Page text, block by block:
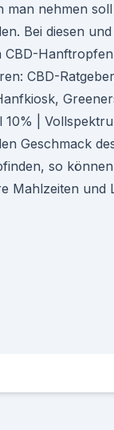
nehmen soll
Bei diesen
CBD-
CBD-
10% |
Geschmack
so können
Mahlzeiten und